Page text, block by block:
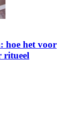
hoe het voor
ritueel